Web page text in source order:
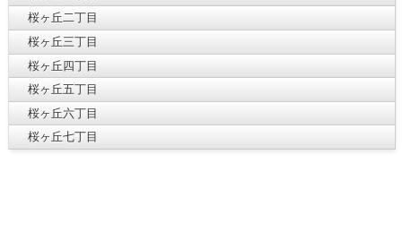
桜ヶ丘二丁目
桜ヶ丘三丁目
桜ヶ丘四丁目
桜ヶ丘五丁目
桜ヶ丘六丁目
桜ヶ丘七丁目